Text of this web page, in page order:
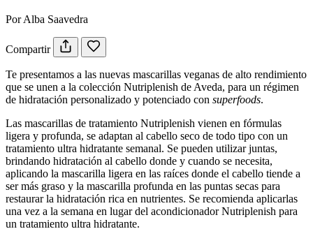
Por Alba Saavedra
Compartir
Te presentamos a las nuevas mascarillas veganas de alto rendimiento
que se unen a la colección Nutriplenish de Aveda, para un régimen
de hidratación personalizado y potenciado con superfoods.
Las mascarillas de tratamiento Nutriplenish vienen en fórmulas
ligera y profunda, se adaptan al cabello seco de todo tipo con un
tratamiento ultra hidratante semanal. Se pueden utilizar juntas,
brindando hidratación al cabello donde y cuando se necesita,
aplicando la mascarilla ligera en las raíces donde el cabello tiende a
ser más graso y la mascarilla profunda en las puntas secas para
restaurar la hidratación rica en nutrientes. Se recomienda aplicarlas
una vez a la semana en lugar del acondicionador Nutriplenish para
un tratamiento ultra hidratante.